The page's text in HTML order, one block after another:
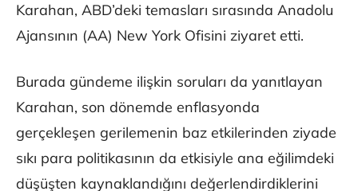
Karahan, ABD’deki temasları sırasında Anadolu
Ajansının (AA) New York Ofisini ziyaret etti.
Burada gündeme ilişkin soruları da yanıtlayan
Karahan, son dönemde enflasyonda
gerçekleşen gerilemenin baz etkilerinden ziyade
sıkı para politikasının da etkisiyle ana eğilimdeki
düşüşten kaynaklandığını değerlendirdiklerini